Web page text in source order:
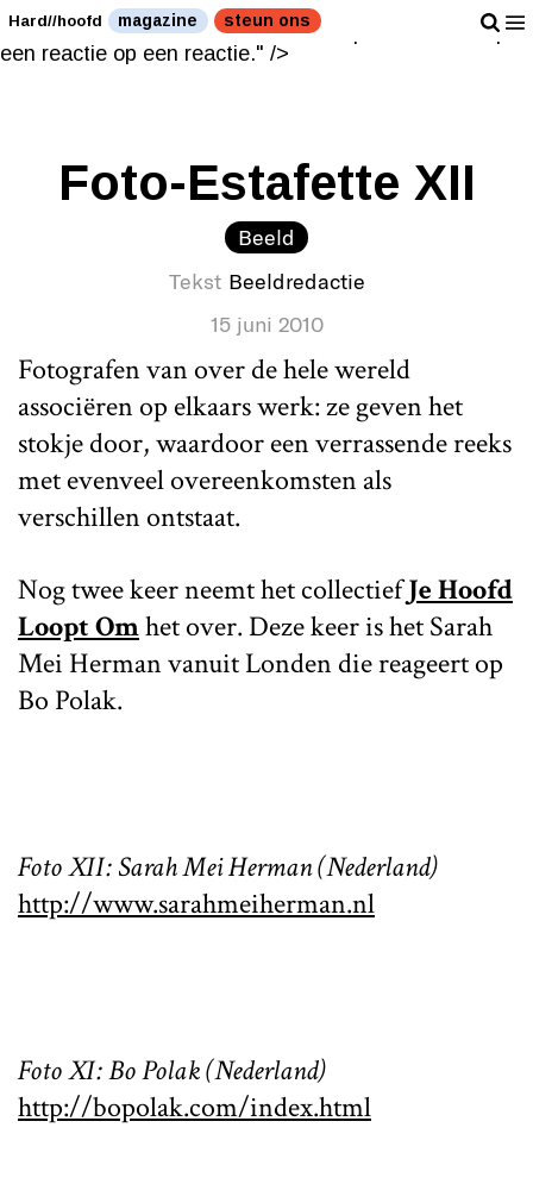
Een nieuwe reactie op een reactie op een reactie op
een reactie." />Een nieuwe reactie op een reactie op
een reactie op een reactie." />
Hard//hoofd magazine steun ons
Foto-Estafette XII
Beeld
Tekst Beeldredactie
15 juni 2010
Fotografen van over de hele wereld
associëren op elkaars werk: ze geven het
stokje door, waardoor een verrassende reeks
met evenveel overeenkomsten als
verschillen ontstaat.
Nog twee keer neemt het collectiefJe Hoofd
Loopt Omhet over. Deze keer is het Sarah
Mei Herman vanuit Londen die reageert op
Bo Polak.
Foto XII: Sarah Mei Herman (Nederland)
http://www.sarahmeiherman.nl
Foto XI: Bo Polak (Nederland)
http://bopolak.com/index.html